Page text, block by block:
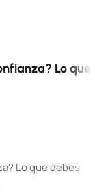
Lo que
Lo que debes